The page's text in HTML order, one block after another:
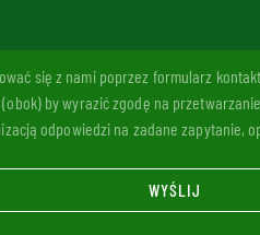
się z nami poprzez formularz
by wyrazić zgodę na
odpowiedzi na zadane zapytanie,
WYŚLIJ